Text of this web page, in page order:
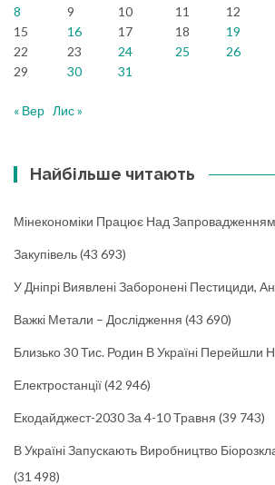
8
9 10 11 12
15
16 17 18 19
22
23 24 25 26
29
30 31
« Вер Лис »
Найбільше читають
Мінекономіки Працює Над Запровадженням
Закупівель(43 693)
У Дніпрі Виявлені Заборонені Пестициди,
Важкі Метали – Дослідження (43 690)
Близько 30 Тис. Родин В Україні Перейшли
Електростанції(42 946)
Екодайджест-2030 За 4-10 Травня (39 743)
В Україні Запускають Виробництво
(31 498)